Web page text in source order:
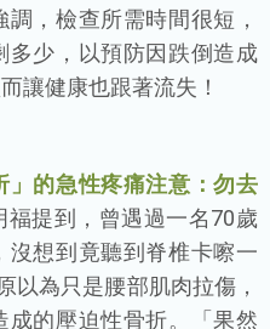
，檢查所需時間很短，
少，以預防因跌倒造成
讓健康也跟著流失！
」的急性疼痛注意：勿去
福提到，曾遇過一名70歲
沒想到竟聽到脊椎卡嚓一
以為只是腰部肌肉拉傷，
的壓迫性骨折。「果然